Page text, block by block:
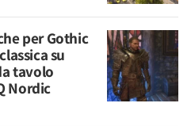
per Gothic
su
tavolo
Nordic